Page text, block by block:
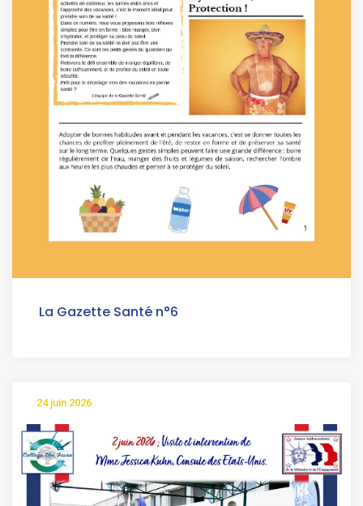
La Gazette Santé n°6
24 juin 2026